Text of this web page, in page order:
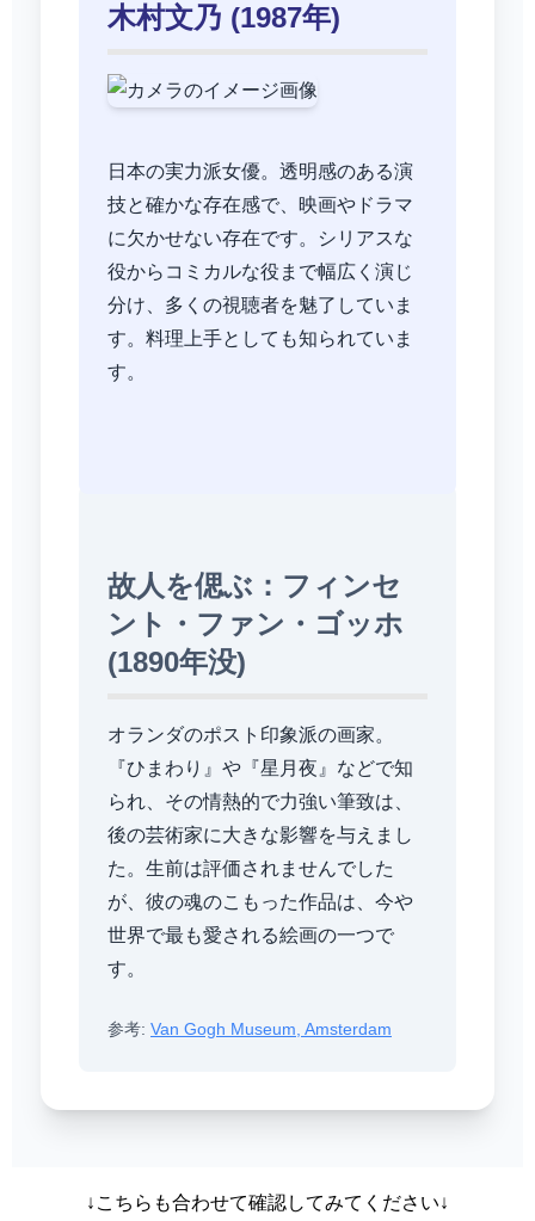
木村文乃 (1987年)
日本の実力派女優。透明感のある演
技と確かな存在感で、映画やドラマ
に欠かせない存在です。シリアスな
役からコミカルな役まで幅広く演じ
分け、多くの視聴者を魅了していま
す。料理上手としても知られていま
す。
故人を偲ぶ：フィンセ
ント・ファン・ゴッホ
(1890年没)
オランダのポスト印象派の画家。
『ひまわり』や『星月夜』などで知
られ、その情熱的で力強い筆致は、
後の芸術家に大きな影響を与えまし
た。生前は評価されませんでした
が、彼の魂のこもった作品は、今や
世界で最も愛される絵画の一つで
す。
参考: Van Gogh Museum, Amsterdam
↓こちらも合わせて確認してみてください↓